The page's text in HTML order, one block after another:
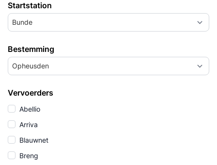
Startstation
Bunde
Bestemming
Opheusden
Vervoerders
Abellio
Arriva
Blauwnet
Breng